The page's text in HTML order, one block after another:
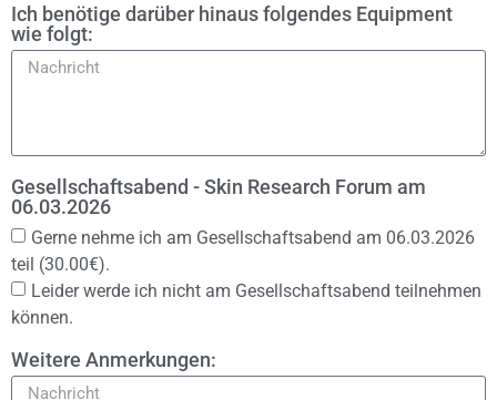
Ich benötige darüber hinaus folgendes Equipment
wie folgt:
Gesellschaftsabend - Skin Research Forum am
06.03.2026
Gerne nehme ich am Gesellschaftsabend am 06.03.2026
teil (30.00€).
Leider werde ich nicht am Gesellschaftsabend teilnehmen
können.
Weitere Anmerkungen: